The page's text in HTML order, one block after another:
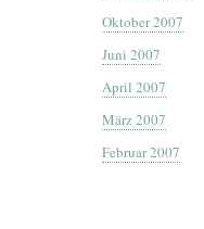
Oktober 2007
Juni 2007
April 2007
März 2007
Februar 2007